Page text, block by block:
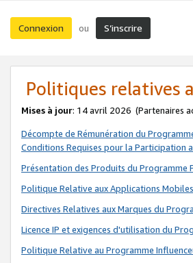
Connexion ou S’inscrire
Politiques relatives
Mises à jour: 14 avril 2026 (Partenaires
Décompte de Rémunération du
Conditions Requises pour la Participation
Présentation des Produits du Programme
Politique Relative aux Applications
Directives Relatives aux Marques du
Licence IP et exigences d'utilisation du
Politique Relative au Programme